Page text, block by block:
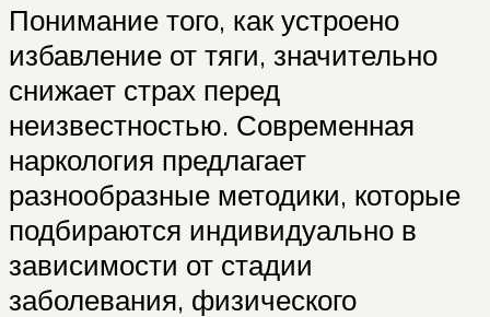
Понимание того, как устроено
избавление от тяги, значительно
снижает страх перед
неизвестностью. Современная
наркология предлагает
разнообразные методики, которые
подбираются индивидуально в
зависимости от стадии
заболевания, физического